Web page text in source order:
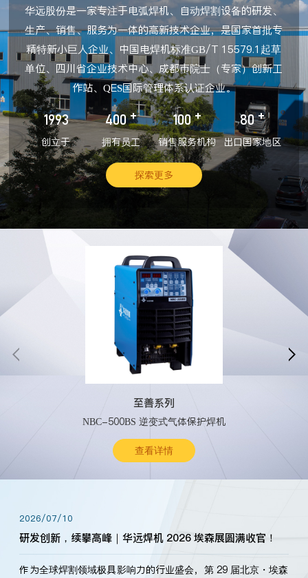
华远股份是一家专注于电弧焊机、自动焊割设备的研发、
生产、销售、服务为一体的高新技术企业，是国家首批专
精特新小巨人企业、中国电焊机标准GB/T 15579.1起草
单位、四川省企业技术中心、成都市院士（专家）创新工
作站、QES国际管理体系认证企业。
1993
创立于
400 +
拥有员工
100 +
销售服务机构
80 +
出口国家地区
探索更多
至善系列
NBC-500BS 逆变式气体保护焊机
查看详情
 
2026/07/10
研发创新，续攀高峰｜华远焊机 2026 埃森展圆满收官！
作为全球焊割领域极具影响力的行业盛会，第 29 届北京・埃森